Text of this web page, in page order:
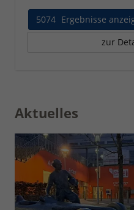
5074 Ergebnisse
zur
Aktuelles